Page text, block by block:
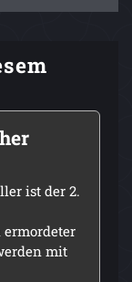
ist der 2.
ermordeter
mit